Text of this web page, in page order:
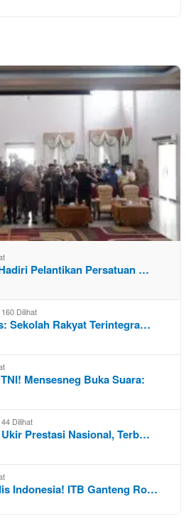
Pelantikan Persatuan …
160 Dilihat
Sekolah Rakyat Terintegra…
Mensesneg Buka Suara:
Dilihat
Prestasi Nasional, Terb…
Indonesia! ITB Ganteng Ro…